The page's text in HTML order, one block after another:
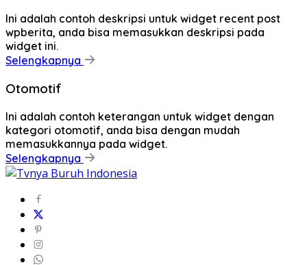
Ini adalah contoh deskripsi untuk widget recent post
wpberita, anda bisa memasukkan deskripsi pada
widget ini.
Selengkapnya
Otomotif
Ini adalah contoh keterangan untuk widget dengan
kategori otomotif, anda bisa dengan mudah
memasukkannya pada widget.
Selengkapnya